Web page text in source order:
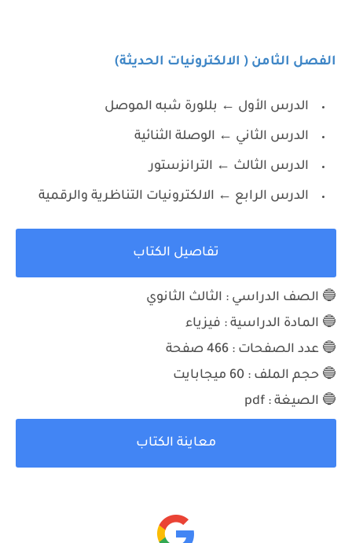
الفصل الثامن ( الالكترونيات الحديثة)
الدرس الأول ← بللورة شبه الموصل
الدرس الثاني ← الوصلة الثنائية
الدرس الثالث ← الترانزستور
الدرس الرابع ← الالكترونيات التناظرية والرقمية
تفاصيل الكتاب
🔵 الصف الدراسي : الثالث الثانوي
🔵 المادة الدراسية : فيزياء
🔵 عدد الصفحات : 466 صفحة
🔵 حجم الملف : 60 ميجابايت
🔵 الصيغة : pdf
معاينة الكتاب